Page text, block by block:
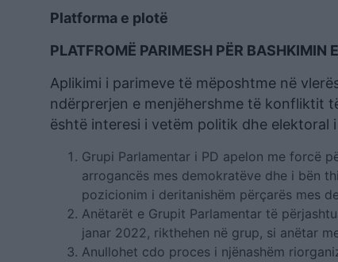
Platforma e plotë
PLATFROMË PARIMESH PËR BASHKIMIN
Aplikimi i parimeve të mëposhtme në
ndërprerjen e menjëhershme të konfliktit
është interesi i vetëm politik dhe elektoral
Grupi Parlamentar i PD apelon me forcë
arrogancës mes demokratëve dhe i bën
pozicionim i deritanishëm përçarës mes
Anëtarët e Grupit Parlamentar të
janar 2022, rikthehen në grup, si anëtar
Anullohet cdo proces i njënashëm